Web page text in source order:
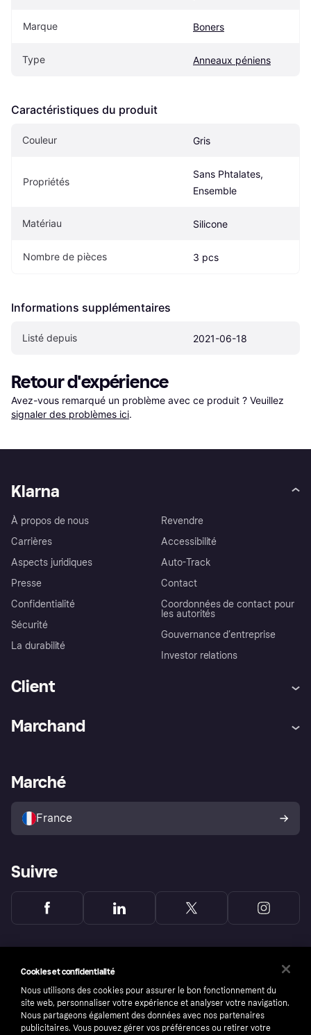
Marque Boners
Type Anneaux péniens
Caractéristiques du produit
Couleur Gris
Propriétés
Sans Phtalates,
Ensemble
Matériau Silicone
Nombre de pièces 3 pcs
Informations supplémentaires
Listé depuis 2021-06-18
Retour d'expérience
Avez-vous remarqué un problème avec ce produit ? Veuillez
signaler des problèmes ici.
Klarna
À propos de nous
Carrières
Aspects juridiques
Presse
Confidentialité
Sécurité
La durabilité
Revendre
Accessibilité
Auto-Track
Contact
Coordonnées de contact pour
les autorités
Gouvernance d’entreprise
Investor relations
Client
Explorez les magasins
Politique de protection de
l’acheteur Klarna
Marchand
Portail Marchand
Marché
France
Suivre
Cookies et confidentialité
Nous utilisons des cookies pour assurer le bon fonctionnement du
site web, personnaliser votre expérience et analyser votre navigation.
Nous partageons également des données avec nos partenaires
publicitaires. Vous pouvez gérer vos préférences ou retirer votre